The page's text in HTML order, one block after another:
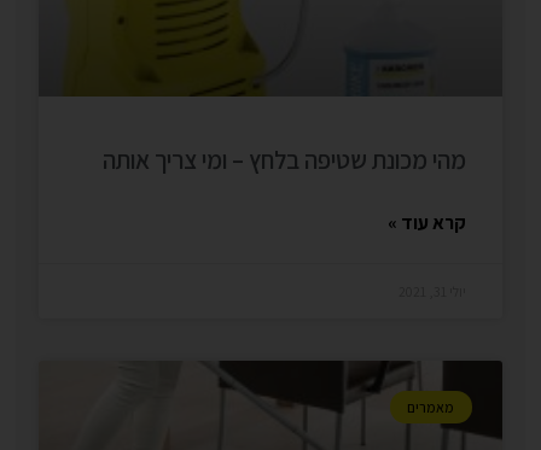
מהי מכונת שטיפה בלחץ – ומי צריך אותה
קרא עוד »
מאמרים